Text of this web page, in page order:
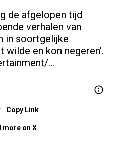
de afgelopen tijd
verhalen van
in soortgelijke
…
Copy Link
more on X